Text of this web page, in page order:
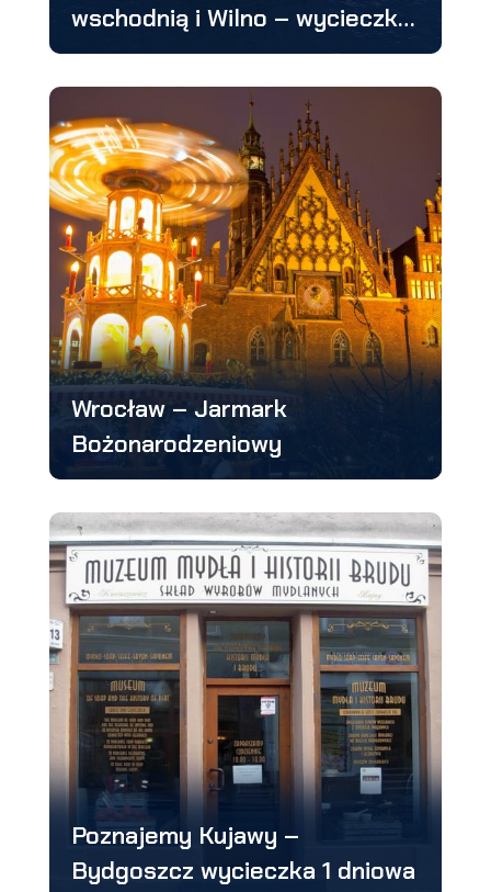
wschodnią i Wilno – wycieczka
4 dniowa
Wrocław – Jarmark
Bożonarodzeniowy
Poznajemy Kujawy –
Bydgoszcz wycieczka 1 dniowa